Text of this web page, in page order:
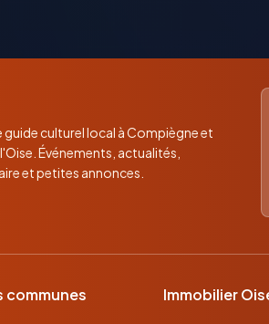
guide culturel local à Compiègne et
Événements, actualités,
et petites annonces.
communes Immobilier